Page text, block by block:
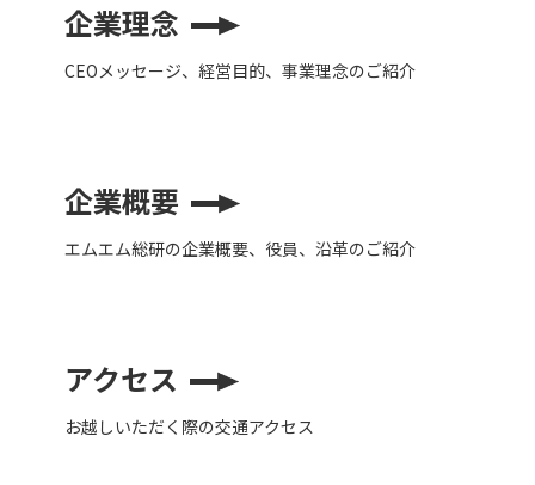
企業理念
CEOメッセージ、経営目的、事業理念のご紹介
企業概要
エムエム総研の企業概要、役員、沿革のご紹介
アクセス
お越しいただく際の交通アクセス